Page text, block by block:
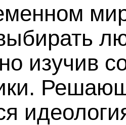
изучив